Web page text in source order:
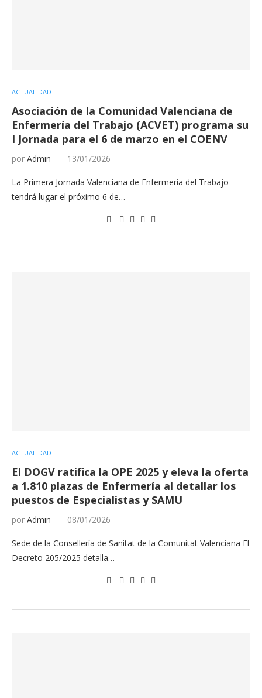
ACTUALIDAD
Asociación de la Comunidad Valenciana de
Enfermería del Trabajo (ACVET) programa su
I Jornada para el 6 de marzo en el COENV
por Admin 13/01/2026
La Primera Jornada Valenciana de Enfermería del Trabajo
tendrá lugar el próximo 6 de…
ACTUALIDAD
El DOGV ratifica la OPE 2025 y eleva la oferta
a 1.810 plazas de Enfermería al detallar los
puestos de Especialistas y SAMU
por Admin 08/01/2026
Sede de la Consellería de Sanitat de la Comunitat Valenciana El
Decreto 205/2025 detalla…